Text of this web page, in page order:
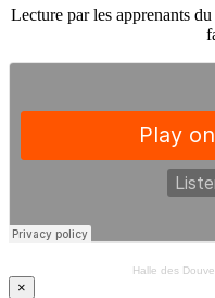
Lecture par les apprenants
Halle des
×